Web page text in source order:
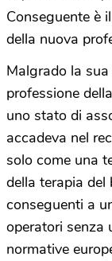
Conseguente è
della nuova
Malgrado la
professione
uno stato di
accadeva nel
solo come una
della terapia del
conseguenti a
operatori senza
normative